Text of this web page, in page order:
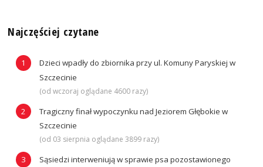
Najczęściej czytane
Dzieci wpadły do zbiornika przy ul. Komuny Paryskiej w
Szczecinie
(od wczoraj oglądane 4600 razy)
Tragiczny finał wypoczynku nad Jeziorem Głębokie w
Szczecinie
(od 03 sierpnia oglądane 3899 razy)
Sąsiedzi interweniują w sprawie psa pozostawionego